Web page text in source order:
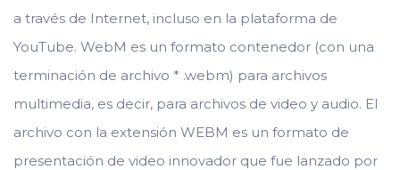
a través de Internet, incluso en la plataforma de
YouTube. WebM es un formato contenedor (con una
terminación de archivo * .webm) para archivos
multimedia, es decir, para archivos de video y audio. El
archivo con la extensión WEBM es un formato de
presentación de video innovador que fue lanzado por